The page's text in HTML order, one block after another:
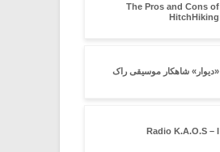
The Pros and Cons of
HitchHiking
«دیوار» شاهکار موسیقی راک
Radio K.A.O.S – I